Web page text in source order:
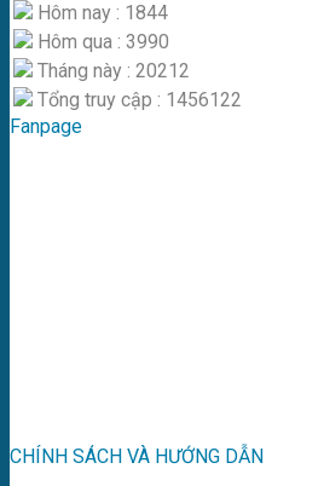
Hôm nay : 1844
Hôm qua : 3990
Tháng này : 20212
Tổng truy cập : 1456122
Fanpage
CHÍNH SÁCH VÀ HƯỚNG DẪN